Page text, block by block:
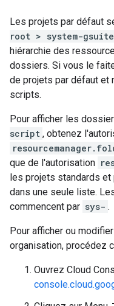
Les projets par défaut
root > system-
hiérarchie des
dossiers. Si vous le
de projets par défaut et
scripts.
Pour afficher les
script , obtenez
que de l'autorisation
les projets standards
dans une seule liste.
commencent par sys- .
Pour afficher ou
organisation, procédez
Ouvrez Cloud